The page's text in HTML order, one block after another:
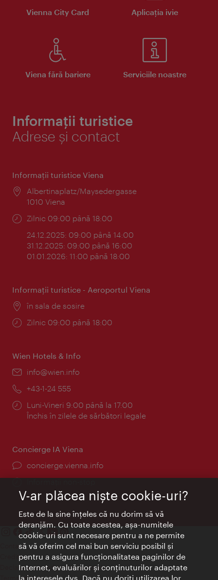
Vienna City Card Aplicaţia ivie
Viena fără bariere Serviciile noastre
Informații turistice
Adrese și contact
Informaţii turistice Viena
Locul:
Albertinaplatz/Maysedergasse
1010 Viena
Program:
Zilnic 09:00 până 18:00
24.12.2025: 09:00 până 14:00
31.12.2025: 09:00 până 16:00
01.01.2026: 11:00 până 18:00
Informaţii turistice - Aeroportul Viena
Locul:
în sala de sosire
Program:
Zilnic 09:00 până 18:00
Wien Hotels & Info
E-
info@wien.info
Telefon:
+43-1-24 555
Program:
Luni-Vineri 9:00 până la 17:00
Închis în zilele de sărbători legale
Concierge IA Viena
concierge.vienna.info
Contact
Credits
Declaraţie privind protecţia datelor
Terms of Use
V-ar plăcea nişte cookie-uri?
Este de la sine înţeles că nu dorim să vă
deranjăm. Cu toate acestea, aşa-numitele
cookie-uri sunt necesare pentru a ne permite
să vă oferim cel mai bun serviciu posibil şi
pentru a asigura funcţionalitatea paginilor de
Internet, evaluărilor şi conţinuturilor adaptate
la interesele dvs. Dacă nu doriţi utilizarea lor,